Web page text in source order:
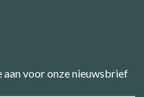
voor onze nieuwsbrief